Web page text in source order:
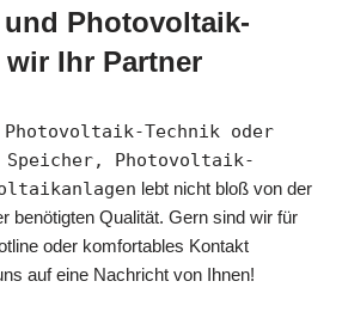
Photovoltaik-
Ihr Partner
Technik oder
Photovoltaik-
lebt nicht bloß von der
benötigten Qualität. Gern sind wir für
oder komfortables Kontakt
auf eine Nachricht von Ihnen!